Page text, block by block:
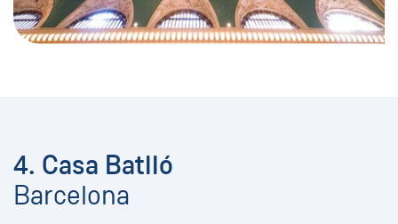
4. Casa Batlló
Barcelona